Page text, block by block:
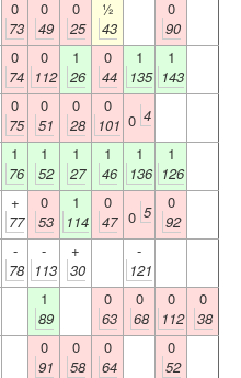
0
73
0
49
0
25
½
43
0
90
0
74
0
112
1
26
0
44
1
135
1
143
0
75
0
51
0
28
0
101 0 4
1
76
1
52
1
27
1
46
1
136
1
126
+
77
0
53
1
114
0
47 0 5
0
92
-
78
-
113
+
30
-
121
1
89
0
63
0
68
0
112
0
38
0
91
0
58
0
64
0
52